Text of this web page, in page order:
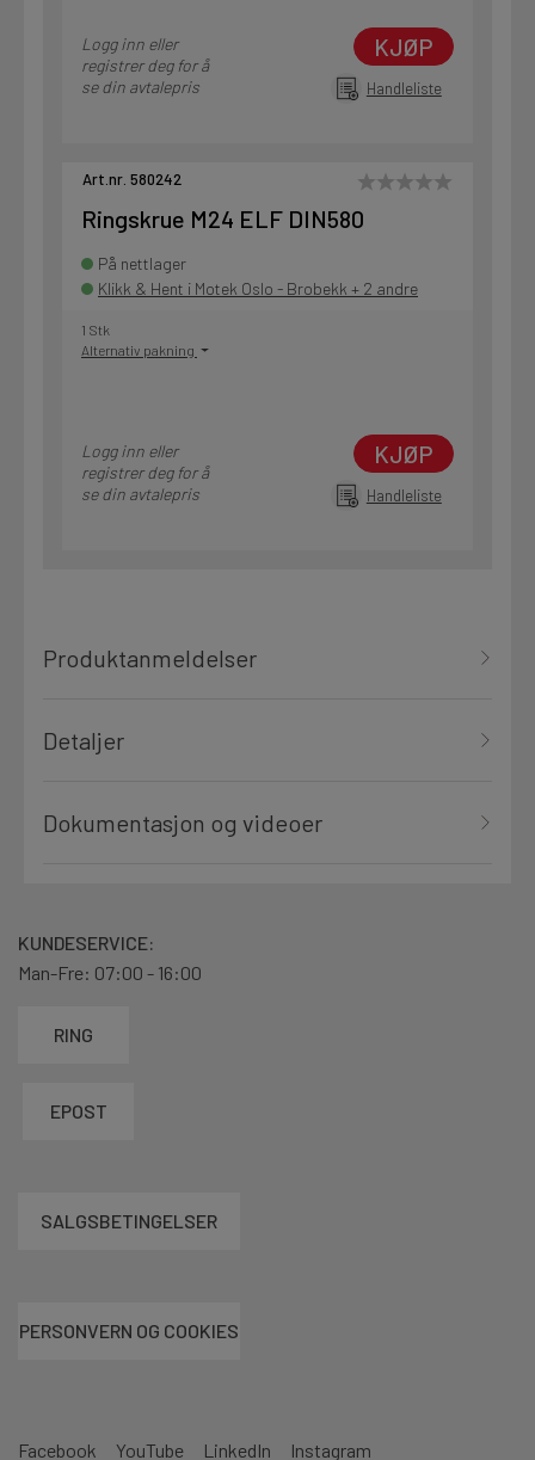
Logg inn eller
registrer deg for å
se din avtalepris
KJØP
Handleliste
Art.nr. 580242
Ringskrue M24 ELF DIN580
På nettlager
Klikk & Hent i Motek Oslo - Brobekk + 2 andre
1 Stk
Alternativ pakning
Logg inn eller
registrer deg for å
se din avtalepris
KJØP
Handleliste
Produktanmeldelser
Detaljer
Dokumentasjon og videoer
Facebook YouTube LinkedIn Instagram
KUNDESERVICE:
Man-Fre: 07:00 - 16:00
RING
EPOST
SALGSBETINGELSER
PERSONVERN OG COOKIES